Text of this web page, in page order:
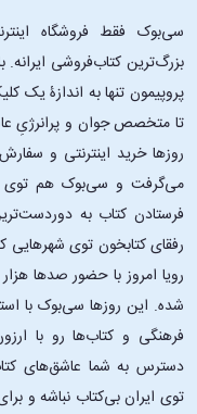
سی‌بوک فقط فروشگاه
بزرگ‌ترین کتاب‌فروشی
تا متخصص جوان و پرانرژیِ
روزها خرید اینترنتی و
می‌گرفت و سی‌بوک هم توی
فرستادن کتاب به
رفقای کتابخون توی
رویا امروز با حضور صدها
شده. این ‌روزها سی‌بوک با
فرهنگی و کتاب‌ها رو با
دسترس به شما عاشق‌های
توی ایران بی‌کتاب نباشه و